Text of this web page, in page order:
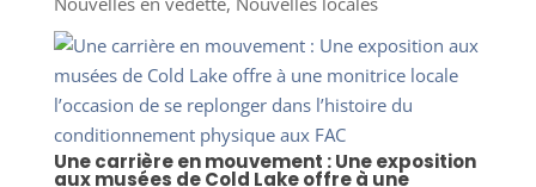
Une carrière en mouvement : Une exposition
aux musées de Cold Lake offre à une